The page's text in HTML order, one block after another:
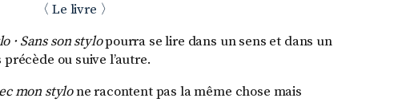
〈 Le livre 〉
· Sans son stylopourra se lire dans un sens et dans un
ou suive l’autre.
mon stylone racontent pas la même chose mais